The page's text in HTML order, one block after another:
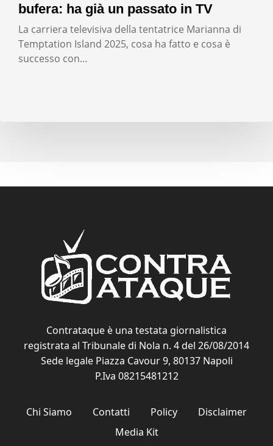
bufera: ha già un passato in TV
La carriera televisiva della tentatrice Marianna di
Temptation Island 2025, cosa ha fatto e cosa è
successo con…
Contrataque è una testata giornalistica
registrata al Tribunale di Nola n. 4 del 26/08/2014
Sede legale Piazza Cavour 9, 80137 Napoli
P.Iva 08215481212
Chi Siamo Contatti Policy
Disclaimer
Media Kit